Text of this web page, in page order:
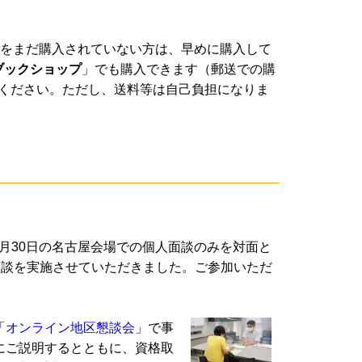
まだ購入されていない方は、早めに購入して
ックショップ」でも購入できます（郵送での購
ださい。ただし、送料等は自己負担になりま
30日の名古屋会場での個人面談のみを対面と
を実施させていただきました。ご参加いただ
オンライン地区懇談会 」で事
説明するとともに、資格取